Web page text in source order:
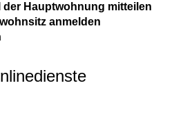
der Hauptwohnung mitteilen
anmelden